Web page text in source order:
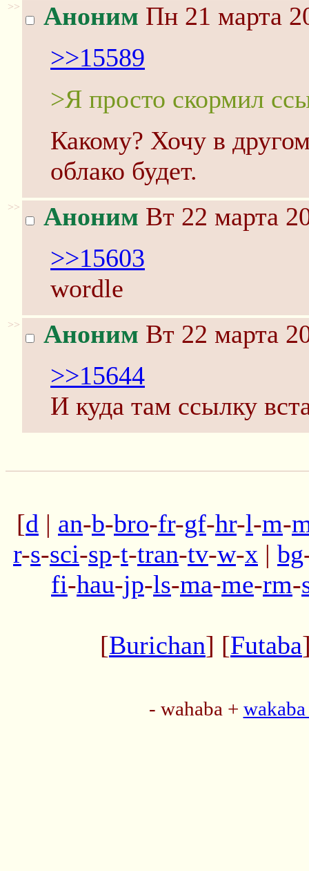
>> Аноним Пн 21 марта
>>15589
>Я просто скормил
Какому? Хочу в
облако будет.
>> Аноним Вт 22 марта
>>15603
wordle
>> Аноним Вт 22 марта
>>15644
И куда там ссылку
[d | an-b-bro-fr-gf-hr-l-m-
r-s-sci-sp-t-tran-tv-w-x | bg
fi-hau-jp-ls-ma-me-rm-
[Burichan] [Futaba
- wahaba +